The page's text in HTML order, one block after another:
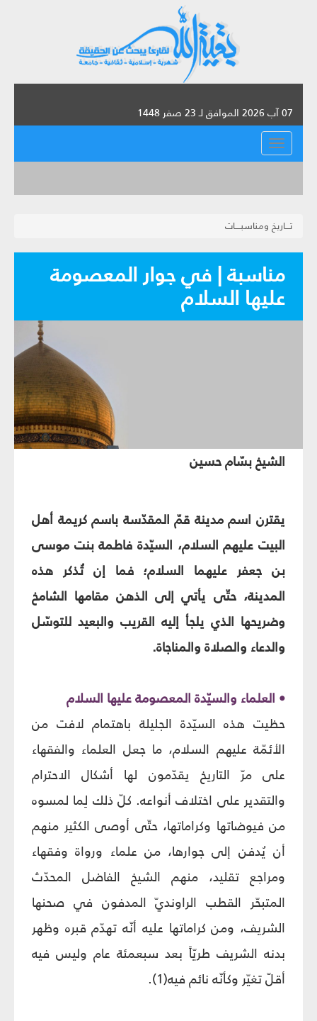
07 آب 2026 الموافق لـ 23 صفر 1448
القائمة
تـــاريخ ومناسبــــات
مناسبة | في جوار المعصومة
عليها السلام
الشيخ بسّام حسين
يقترن اسم مدينة قمّ المقدّسة باسم كريمة أهل
البيت عليهم السلام، السيّدة فاطمة بنت موسى
بن جعفر عليهما السلام؛ فما إن تُذكر هذه
المدينة، حتّى يأتي إلى الذهن مقامها الشامخ
وضريحها الذي يلجأ إليه القريب والبعيد للتوسّل
والدعاء والصلاة والمناجاة.
• العلماء والسيّدة المعصومة عليها السلام
حظيت هذه السيّدة الجليلة باهتمام لافت من
الأئمّة عليهم السلام، ما جعل العلماء والفقهاء
على مرّ التاريخ يقدّمون لها أشكال الاحترام
والتقدير على اختلاف أنواعه. كلّ ذلك لِما لمسوه
من فيوضاتها وكراماتها، حتّى أوصى الكثير منهم
أن يُدفن إلى جوارها، من علماء ورواة وفقهاء
ومراجع تقليد، منهم الشيخ الفاضل المحدّث
المتبحّر القطب الراونديّ المدفون في صحنها
الشريف، ومن كراماتها عليه أنّه تهدّم قبره وظهر
بدنه الشريف طريّاً بعد سبعمئة عام وليس فيه
أقلّ تغيّر وكأنّه نائم فيه(1).